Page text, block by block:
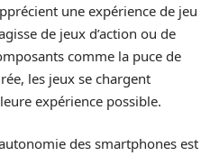
une expérience de jeu
de jeux d’action ou de
comme la puce de
les jeux se chargent
expérience possible.
des smartphones est